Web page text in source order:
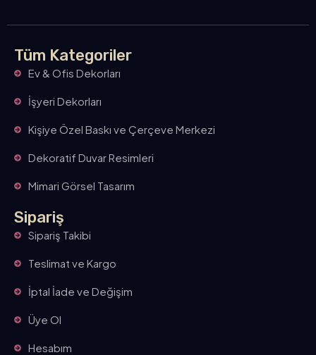
Tüm Kategoriler
Ev & Ofis Dekorları
İşyeri Dekorları
Kişiye Özel Baskı ve Çerçeve Merkezi
Dekoratif Duvar Resimleri
Mimari Görsel Tasarım
Sipariş
Sipariş Takibi
Teslimat ve Kargo
İptal İade ve Değişim
Üye Ol
Hesabım